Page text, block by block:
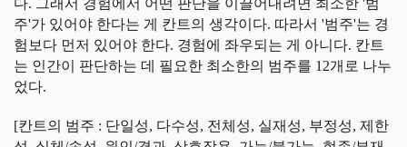
주'가 있어야 한다는 게 칸트의 생각이다. 따라서 '범주'는 경
험보다 먼저 있어야 한다. 경험에 좌우되는 게 아니다. 칸트
는 인간이 판단하는 데 필요한 최소한의 범주를 12개로 나누
었다.
[칸트의 범주 : 단일성, 다수성, 전체성, 실재성, 부정성, 제한